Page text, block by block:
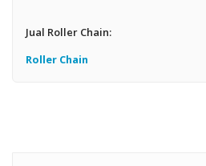
Jual Roller Chain:
Roller Chain